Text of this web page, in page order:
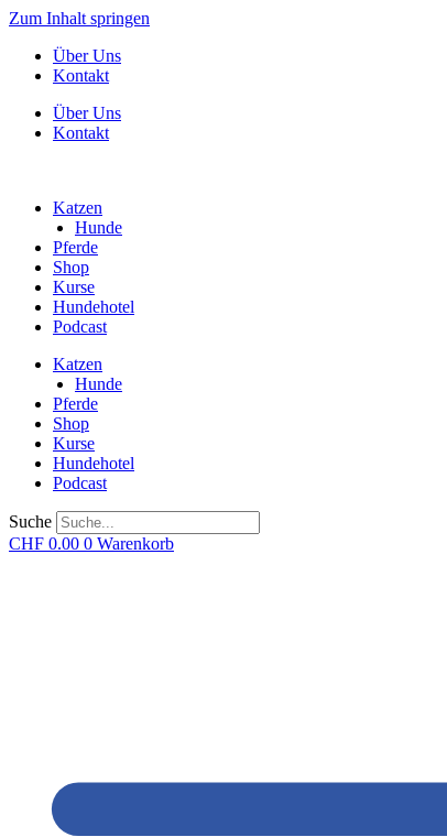
Zum Inhalt springen
Über Uns
Kontakt
Über Uns
Kontakt
Katzen
Hunde
Pferde
Shop
Kurse
Hundehotel
Podcast
Katzen
Hunde
Pferde
Shop
Kurse
Hundehotel
Podcast
Suche
CHF 0.00 0 Warenkorb